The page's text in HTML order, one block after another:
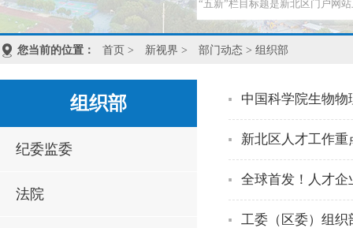
您当前的位置： 首页 > 新视界 > 部门动态 > 组织部
组织部
纪委监委
法院
中国科学院生物
新北区人才工作
全球首发！人才
工委（区委）组织